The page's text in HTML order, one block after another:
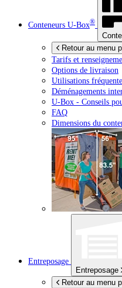
Conteneurs U-Box®
Retour au menu
Tarifs et
Options de livraison
Utilisations
Déménagements
U-Box - Conseils
FAQ
Dimensions du
Entreposage
Entreposage
Retour au menu